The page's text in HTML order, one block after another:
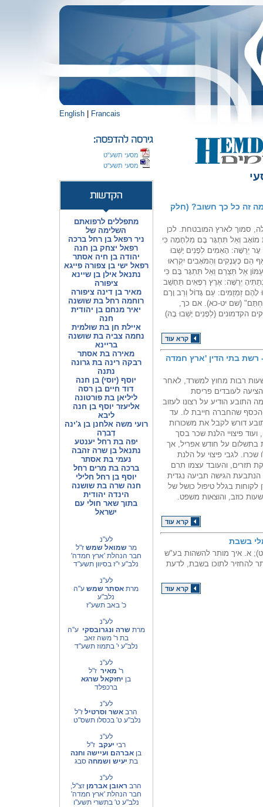
English Francais
זה כל כך חשוב? (חלק
סמוך לארץ המובטחת. לכן
מוֹאָב וְאַל תִּתְגָּר בָּם מִלְחָמָה כִּי
יְרֻשָּׁה: הָאֵמִים לְפָנִים יָשְׁבוּ
הֵם כָּעֲנָקִים וְהַמֹּאָבִים יִקְרְאוּ
אַל תְּצֻרֵם וְאַל תִּתְגָּר בָּם כִּי
נְתַתִּיהָ יְרֻשָּׁה: אֶרֶץ רְפָאִים תֵּחָשֵׁב
לָהֶם זַמְזֻמִּים: עַם גָּדוֹל וְרַב וָרָם
תַחְתָּם" (שם יט-כא). אם כך,
הקדמונים (לְפָנִים יָשְׁבוּ בָהּ)
קרא עוד
רשת בתי הדין 'ארץ חמדה
רבות מחוץ למשרד, לאחר
לעובדים פריסת
הודיע על רצונו לעזוב
שהחברה חייבת לו. עד
דורש לקבל את משכורות
נוספים, ועוד פיצויי הלנת שכר בסך
בתשלום על חודש אפריל, אך
לגבי פיצוי על הלנת
תזרים, והעובד עצמו תרם
הגישה תביעה נגדית
בגין אובדן לקוחות בגלל טיפול כושל של
כוזב, והוצאות משפט.
קרא עוד
בשבת
א. איך מותר להשהות בע"ש
להחזיר לתוכו בשבת, לדעת
קרא עוד
מסעי תשע"ט
מסעי תשע"ט
מתפללים לרפואתם
השלימה של
ניר רפאל בן רחל ברכה
רפאל יצחק בן חנה
יהודה בן חיה אסתר
רפאל ישי בן צפורה פייגא
נתנאל אילן בן שיינא
ציפורה
מאיר בן דינה ציפורה
רוחמה רחל בת שושנה
יאיר מנחם בן יהודית
חנה
איילת חן בת שולמית
נחמה צביה בת שושנה
בריינא
מאירה בת אסתר
רבקה רינה בת גרונה
נתנה
יוסף (יוסי) בן חנה
דוד חיים בן רסה
ליליאן בת פורטונה
אליעזר יוסף בן חנה
ליבא
רועי משה אלחנן בן ג'ינה
דֶברָה
יפה בת רחל יענטע
נתנאל בן שרה זהבה
נעמי בת אסתר
ברכה בת מרים רחל
יוסף בן רחל חלילי
חנה שרה בת שושנה
הינדה יהודית
בתוך שאר חולי עם
ישראל
לע"נ
מרשמואל שמש ז"ל
חבר הנהלת 'ארץ חמדה'
נלב"ע י"ז בסיוון תשע"ד
לע"נ
מרת אסתר שמש ע"ה
נלב"ע
כ' באב תשע"ז
לע"נ
מרת שרה ונגרובסקי ע''ה
בת ר' משה זאב
נלב"ע י' בתמוז תשע"ד
לע"נ
ר' מאיר ז"ל
בן יחזקאל שרגא
ברכפלד
לע"נ
הרב אשר וסרטיל ז"ל
נלב"ע ט' בכסלו תשס"ט
לע"נ
רבי יעקב ז"ל
בן אברהם ועיישה וחנה
בת יעיש ושמחהסבג
לע"נ
הרב ראובן אברמן זצ"ל,
חבר הנהלת 'ארץ חמדה'
נלב"ע ט' בתשרי תשע"ו